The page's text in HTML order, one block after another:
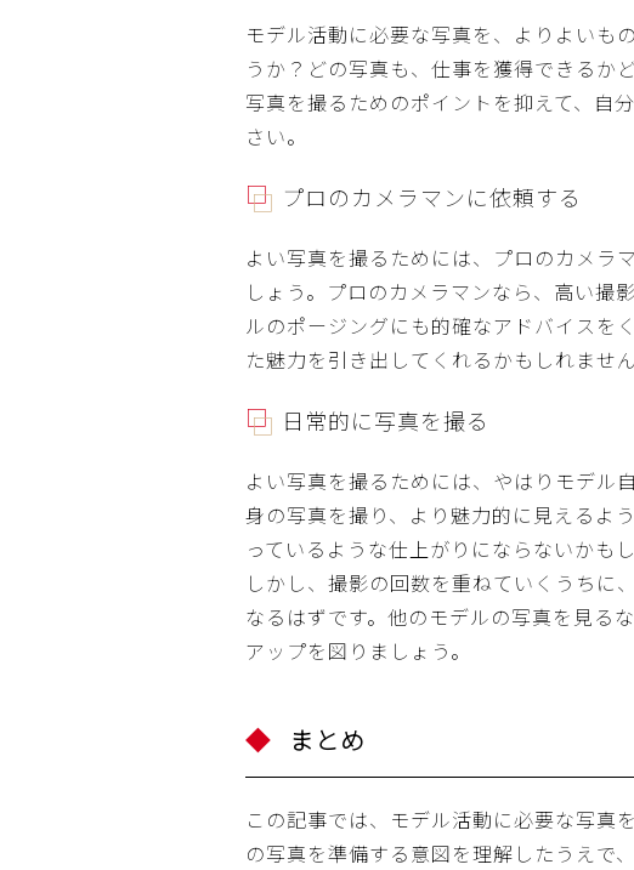
モデル活動に必要な写真を、よりよいも
うか？どの写真も、仕事を獲得できるか
写真を撮るためのポイントを抑えて、自
さい。
プロのカメラマンに依頼する
よい写真を撮るためには、プロのカメラ
しょう。プロのカメラマンなら、高い撮
ルのポージングにも的確なアドバイスを
た魅力を引き出してくれるかもしれません
日常的に写真を撮る
よい写真を撮るためには、やはりモデル
身の写真を撮り、より魅力的に見えるよ
っているような仕上がりにならないかもし
しかし、撮影の回数を重ねていくうちに
なるはずです。他のモデルの写真を見る
アップを図りましょう。
まとめ
この記事では、モデル活動に必要な写真
の写真を準備する意図を理解したうえで